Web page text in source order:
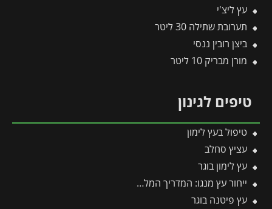
עץ ליצ'י
תערובת שתילה 30 ליטר
ביצן רובין ננסי
מורן מבריק 10 ליטר
טיפים לגינון
טיפול בעץ לימון
עציץ סחלב
עץ לימון בוגר
ייחור עץ מנגו: המדריך המלא לריבוי וכל הסיבות למה עדיף לוותר על זה
עץ פיטנה בוגר